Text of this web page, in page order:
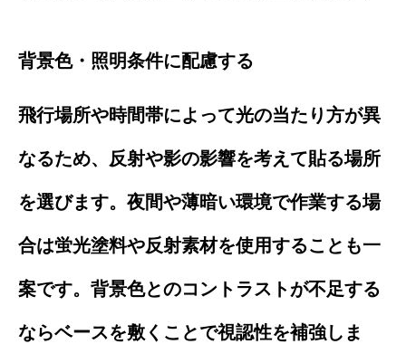
背景色・照明条件に配慮する
飛行場所や時間帯によって光の当たり方が異
なるため、反射や影の影響を考えて貼る場所
を選びます。夜間や薄暗い環境で作業する場
合は蛍光塗料や反射素材を使用することも一
案です。背景色とのコントラストが不足する
ならベースを敷くことで視認性を補強しま